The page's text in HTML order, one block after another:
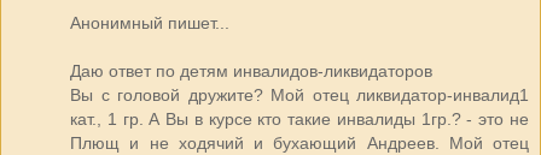
Анонимный пишет...
Даю ответ по детям инвалидов-ликвидаторов
Вы с головой дружите? Мой отец ликвидатор-инвалид1
кат., 1 гр. А Вы в курсе кто такие инвалиды 1гр.? - это не
Плющ и не ходячий и бухающий Андреев. Мой отец